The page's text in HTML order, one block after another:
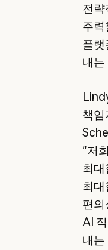
전략
주력
플랫
내는
책
"저
최
최대
편의
AI
내는